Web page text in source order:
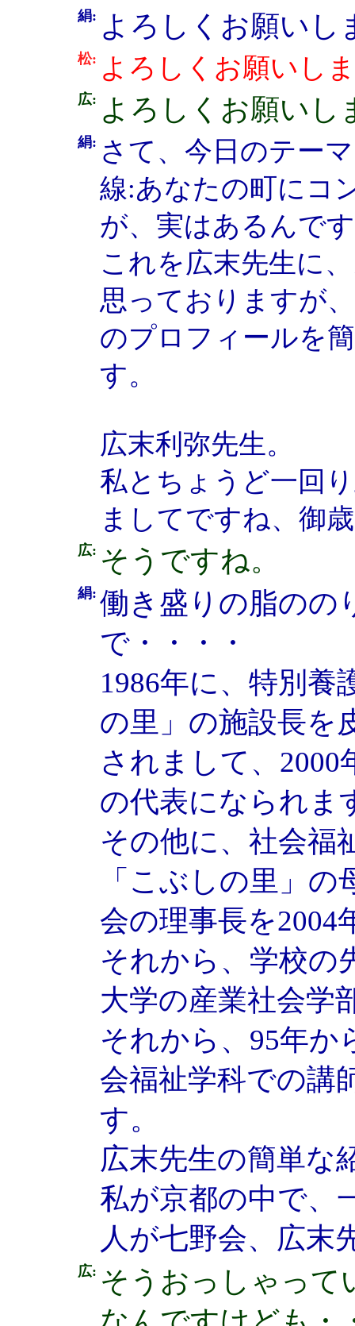
絹: よろしくお願いし
松: よろしくお願いし
広: よろしくお願いし
絹: さて、今日のテー
線:あなたの町にコ
が、実はあるんで
これを広末先生に
思っておりますが
のプロフィールを
す。
広末利弥先生。
私とちょうど一回
ましてですね、御
広: そうですね。
絹: 働き盛りの脂のの
で・・・・
1986年に、特別養
の里」の施設長を
されまして、
の代表になられま
その他に、社会福
「こぶしの里」
会の理事長を2004
それから、学校の
大学の産業社会学
それから、95年か
会福祉学科での講
す。
広末先生の簡単な
私が京都の中で、
人が七野会、広末
広: そうおっしゃって